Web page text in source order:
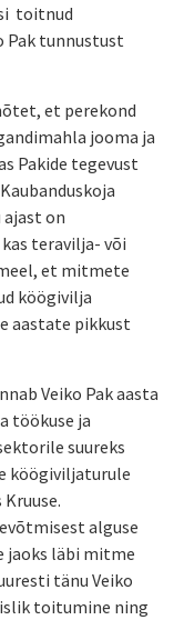
toitnud
Pak tunnustust
et perekond
jooma ja
Pakide tegevust
ajast on
teravilja- või
et mitmete
köögivilja
aastate pikkust
Veiko Pak aasta
töökuse ja
suureks
köögiviljaturule
alguse
jaoks läbi mitme
tänu Veiko
toitumine ning